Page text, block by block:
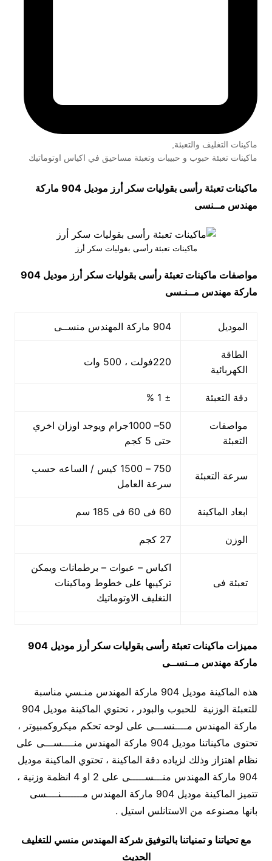
ماكينات التغليف والتعبئة,
ماكينات تعبئة حبوب و حبيبات وتعبئة مساحيق في اكياس اوتوماتيك
ماكينات تعبئة رأسى بقوليات سكر أرز موديل 904 ماركة
مهندس مــنسى
ماكينات تعبئة رأسى بقوليات سكر أرز
مواصفات ماكينات تعبئة رأسى بقوليات سكر أرز
موديل 904
ماركة مهندس مــنـسى
الموديل 904 ماركة المهندس منســى
الطاقة
الكهربائية
220فولت ، 500 وات
دقة التعبئة ± 1 %
مواصفات
التعبئة
50– 1000جرام ويوجد اوزان اخري
حتى 5 كجم
سرعة التعبئة
750 – 1500 كيس / الساعه حسب
سرعة العامل
ابعاد الماكينة 60 فى 60 فى 185 سم
الوزن 27 كجم
تعبئة فى
اكياس – عبوات – برطمانات ويمكن
تركيبها على خطوط وماكينات
التغليف الاوتوماتيك
مميزات ماكينات تعبئة رأسى بقوليات سكر أرز
موديل 904
ماركة مهندس مــنســى
هذه الماكينة موديل 904 ماركة المهندس منـسي مناسبة
للتعبئة الوزنية للحبوب والبودر ، تحتوي الماكينة موديل 904
ماركة المهندس مــــنســـى على لوحه تحكم ميكروكمبيوتر ،
تحتوى ماكيناتنا موديل 904 ماركة المهندس منــــســـى على
نظام اهتزاز وذلك لزياده دقة الماكينة ، تحتوي الماكينة موديل
904 ماركة المهندس منـــســـــى على 2 او 4 انظمة وزنية ،
تتميز الماكينة موديل 904 ماركة المهندس مـــــــنــــسى
بانها مصنوعه من الاستانلس استيل .
مع تحياتنا و تمنياتنا بالتوفيق شركة المهندس منسي للتغليف
الحديث